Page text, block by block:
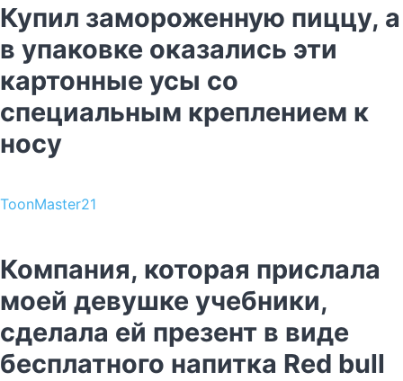
Купил замороженную пиццу, а
в упаковке оказались эти
картонные усы со
специальным креплением к
носу
ToonMaster21
Компания, которая прислала
моей девушке учебники,
сделала ей презент в виде
бесплатного напитка Red bull